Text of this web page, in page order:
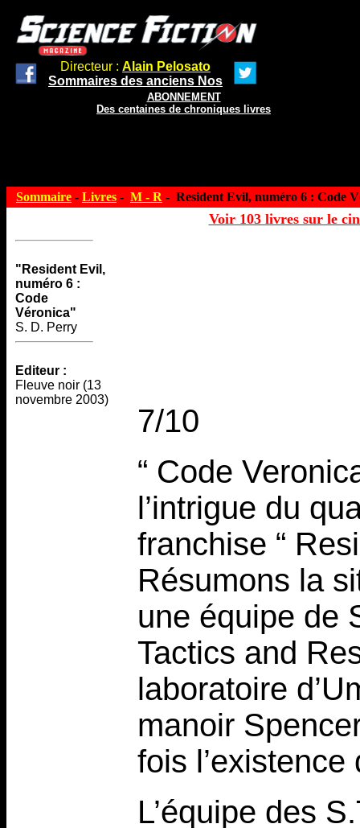
Directeur : Alain Pelosato
Sommaires des anciens Nos
ABONNEMENT
Des centaines de chroniques livres
Sommaire - Livres - M - R - Resident Evil, numéro 6 : Code
Voir 103 livres sur le
"Resident Evil,
numéro 6 :
Code
Véronica"
S. D. Perry
Editeur :
Fleuve noir (13
novembre 2003)
7/10
“ Code
l’intrigue du
franchise “
Résumons la
une équipe de
Tactics and
laboratoire
manoir
fois l’existence
L’équipe des